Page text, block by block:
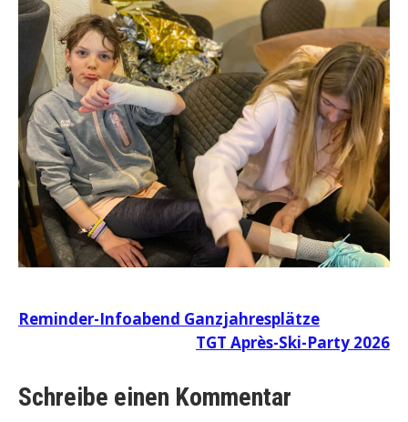
Beitragsnavigation
Reminder-Infoabend Ganzjahresplätze
TGT Après-Ski-Party 2026
Schreibe einen Kommentar